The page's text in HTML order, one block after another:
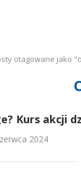
otagowane jako
Kurs akcji
2024